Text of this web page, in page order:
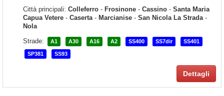
Città principali: Colleferro - Frosinone - Cassino - Santa Maria
Capua Vetere - Caserta- Marcianise - San Nicola La Strada-
Nola
Strade:
A1 A30 A16 A2 SS400 SS7dir SS401
SP381 SS93
Dettagli